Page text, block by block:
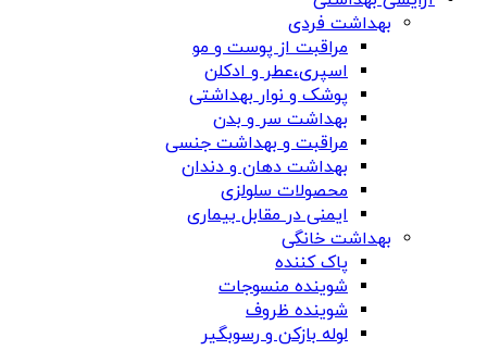
بهداشت فردی
مراقبت از پوست و مو
اسپری،عطر و ادکلن
پوشک و نوار بهداشتی
بهداشت سر و بدن
مراقبت و بهداشت جنسی
بهداشت دهان و دندان
محصولات سلولزی
ایمنی در مقابل بیماری
بهداشت خانگی
پاک کننده
شوینده منسوجات
شوینده ظروف
لوله بازکن و رسوبگیر